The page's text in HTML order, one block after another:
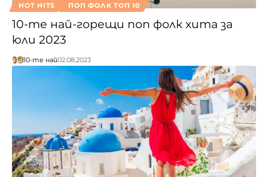
HOT HITS ПОП ФОЛК ТОП 10
10-те най-горещи поп фолк хита за
юли 2023
10-те най02.08.2023